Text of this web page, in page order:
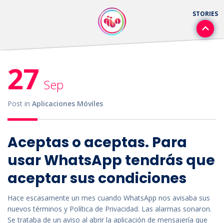
27 Sep
Post in Aplicaciones Móviles
Aceptas o aceptas. Para
usar WhatsApp tendrás que
aceptar sus condiciones
Hace escasamente un mes cuando WhatsApp nos avisaba sus
nuevos términos y Política de Privacidad. Las alarmas sonaron.
Se trataba de un aviso al abrir la aplicación de mensajería que